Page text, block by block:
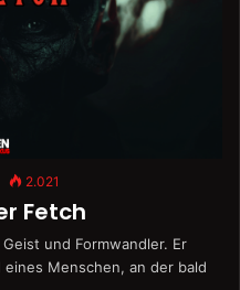
2.021
Fetch
und Formwandler. Er
Menschen, an der bald